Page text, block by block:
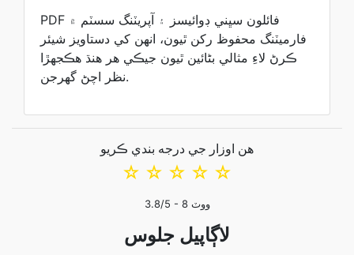
PDF فائلون سڀني ڊوائيسز ۽ آپريٽنگ سسٽم ۾
فارميٽنگ محفوظ رکن ٿيون، انهن کي دستاويز شيئر
ڪرڻ لاءِ مثالي بڻائين ٿيون جيڪي هر هنڌ هڪجهڙا
نظر اچڻ گهرجن.
هن اوزار جي درجه بندي ڪريو
☆
☆
☆
☆
☆
3.8/5 - 8 ووٽ
لاڳاپيل جلوس